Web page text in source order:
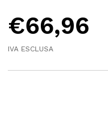
€66,96
IVA ESCLUSA